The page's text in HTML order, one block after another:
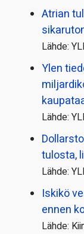
Atrian
Lähde:
Ylen
Lähde:
tulosta,
Lähde:
Iskikö
ennen
Lähde: